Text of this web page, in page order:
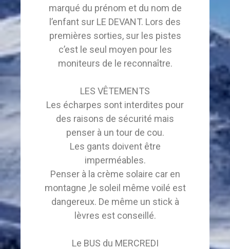
marqué du prénom et du nom de
l’enfant sur LE DEVANT. Lors des
premières sorties, sur les pistes
c’est le seul moyen pour les
moniteurs de le reconnaître.
LES VÊTEMENTS
Les écharpes sont interdites pour
des raisons de sécurité mais
penser à un tour de cou.
Les gants doivent être
imperméables.
Penser à la crème solaire car en
montagne ,le soleil même voilé est
dangereux. De même un stick à
lèvres est conseillé.
Le BUS du MERCREDI